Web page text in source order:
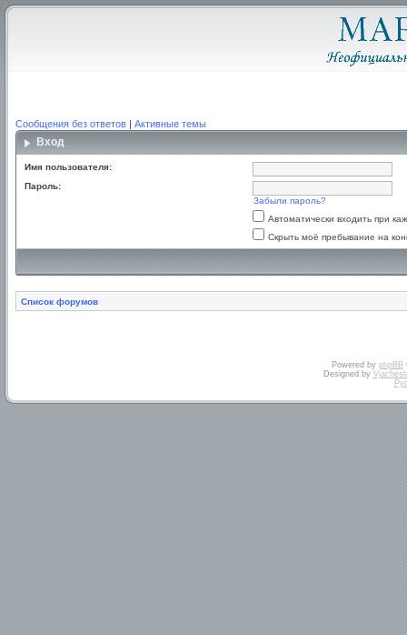
Сообщения без ответов | Активные темы
Вход
Имя пользователя:
Пароль:
Забыли пароль?
Автоматически входить при
Скрыть моё пребывание на
Список форумов
Powered by phpBB
Designed by